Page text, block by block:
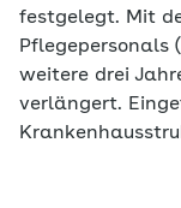
festgelegt. Mit
Pflegepersonals
weitere drei
verlängert.